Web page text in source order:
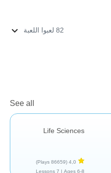
82 لعبوا اللعبة
See all
Life Sciences
4,0
(86659 Plays)
Ages 6-8 |
7 Lessons